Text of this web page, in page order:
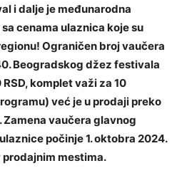
i dalje je međunarodna
cenama ulaznica koje su
Ograničen broj vaučera
Beogradskog džez festivala
komplet važi za 10
već je u prodaji preko
vaučera glavnog
počinje 1. oktobra 2024.
mestima.